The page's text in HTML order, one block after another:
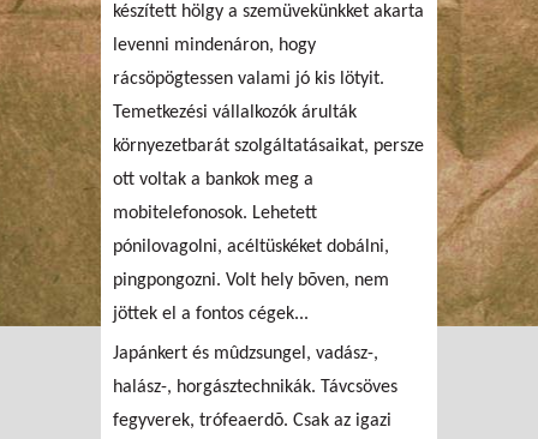
készített hölgy a szemüvekünkket akarta
levenni mindenáron, hogy
rácsöpögtessen valami jó kis lötyit.
Temetkezési vállalkozók árulták
környezetbarát szolgáltatásaikat, persze
ott voltak a bankok meg a
mobitelefonosok. Lehetett
pónilovagolni, acéltüskéket dobálni,
pingpongozni. Volt hely bõven, nem
jöttek el a fontos cégek...
Japánkert és mûdzsungel, vadász-,
halász-, horgásztechnikák. Távcsöves
fegyverek, trófeaerdõ. Csak az igazi